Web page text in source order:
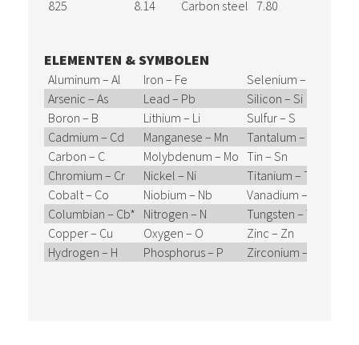
825
8.14 Carbon steel 7.80
ELEMENTEN & SYMBOLEN
Aluminum – Al Iron – Fe
Selenium – Se
Arsenic – As
Lead – Pb
Silicon – Si
Boron – B
Lithium – Li
Sulfur – S
Cadmium – Cd
Manganese – Mn
Tantalum – Ta
Carbon – C
Molybdenum – Mo Tin – Sn
Chromium – Cr
Nickel – Ni
Titanium – Ti
Cobalt – Co
Niobium – Nb
Vanadium – V
Columbian – Cb* Nitrogen – N
Tungsten – W
Copper – Cu
Oxygen – O
Zinc – Zn
Hydrogen – H
Phosphorus – P Zirconium – Zr